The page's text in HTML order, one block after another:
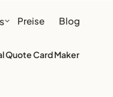
Preise Blog
Quote Card Maker